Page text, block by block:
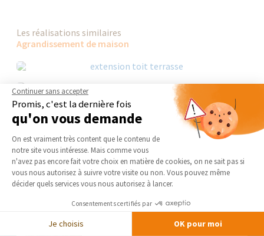
Les réalisations similaires
Agrandissement de maison
Continuer sans accepter
Promis, c'est la dernière fois
qu'on vous demande
Plateforme de Gestion du
On est vraiment très content que le contenu de
notre site vous intéresse. Mais comme vous
n'avez pas encore fait votre choix en matière de cookies, on ne sait pas si
vous nous autorisez à suivre votre visite ou non. Vous pouvez même
décider quels services vous nous autorisez à lancer.
Consentements certifiés par
Je choisis OK pour moi
Axeptio consent